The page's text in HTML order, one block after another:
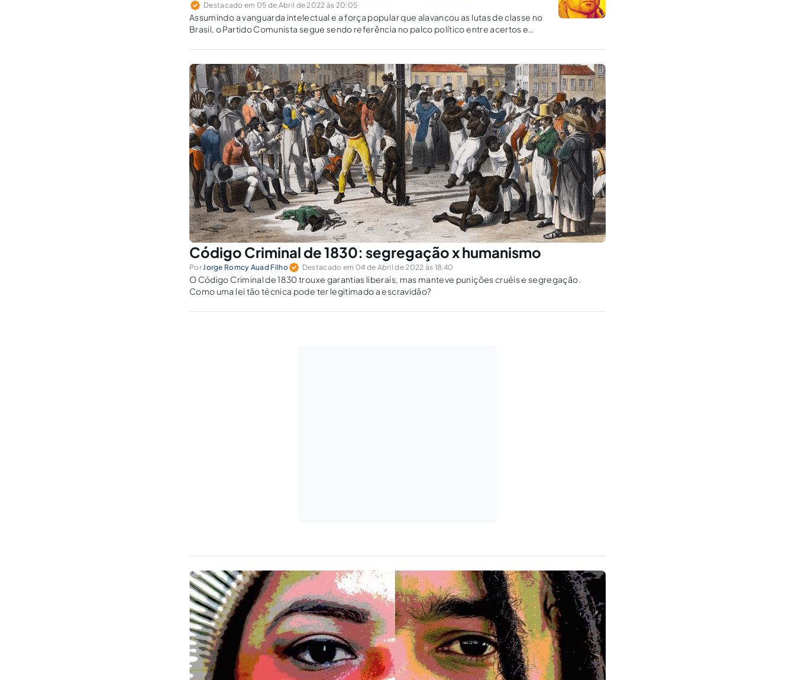
Destacado em 05 de Abril de 2022 às 20:05
Assumindo a vanguarda intelectual e a força popular que alavancou as lutas de classe no
Brasil, o Partido Comunista segue sendo referência no palco político entre acertos e
Código Criminal de 1830: segregação x humanismo
PorJorge Romcy Auad Filho Destacado em 04 de Abril de 2022 às 18:40
O Código Criminal de 1830 trouxe garantias liberais, mas manteve punições cruéis e segregação.
Como uma lei tão técnica pode ter legitimado a escravidão?